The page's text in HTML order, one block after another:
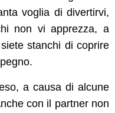
voglia di divertirvi,
non vi apprezza, a
stanchi di coprire
a causa di alcune
con il partner non